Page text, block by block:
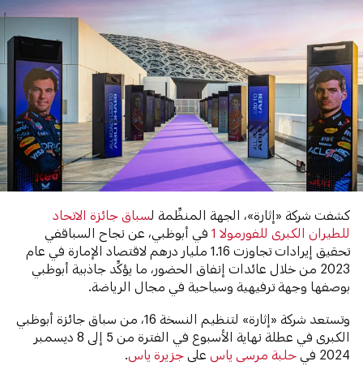
كشفت شركة «إثارة»، الجهة المنظِّمة ل سباق جائزة الاتحاد
للطيران الكبرى للفورمولا 1 في أبوظبي، عن نجاح السباقفي
تحقيق إيرادات تجاوزت 1.16 مليار درهم لاقتصاد الإمارة في عام
2023 من خلال عائدات إنفاق الحضور، ما يؤكِّد جاذبية أبوظبي
بوصفها وجهة ترفيهية وسياحية في مجال الرياضة.
وتستعد شركة «إثارة» لتنظيم النسخة 16، من سباق جائزة أبوظبي
الكبرى في عطلة نهاية الأسبوع في الفترة من 5 إلى 8 ديسمبر
2024 في
حلبة مرسى ياس على جزيرة ياس .